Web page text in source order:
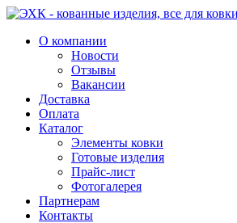
О компании
Новости
Отзывы
Вакансии
Доставка
Оплата
Каталог
Элементы ковки
Готовые изделия
Прайс-лист
Фотогалерея
Партнерам
Контакты